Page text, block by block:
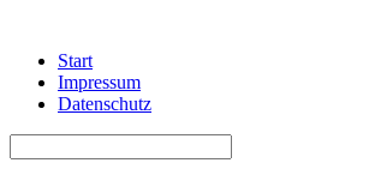
Start
Impressum
Datenschutz